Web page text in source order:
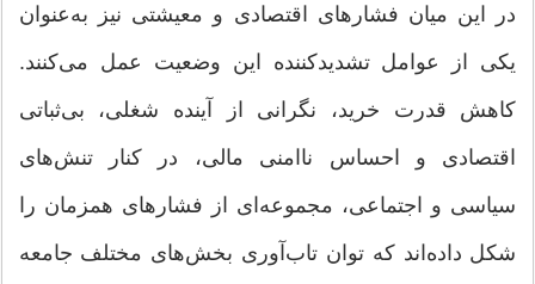
در این میان فشارهای اقتصادی و معیشتی نیز به‌عنوان
یکی از عوامل تشدیدکننده این وضعیت عمل می‌کنند.
کاهش قدرت خرید، نگرانی از آینده شغلی، بی‌ثباتی
اقتصادی و احساس ناامنی مالی، در کنار تنش‌های
سیاسی و اجتماعی، مجموعه‌ای از فشارهای همزمان را
شکل داده‌اند که توان تاب‌آوری بخش‌های مختلف جامعه